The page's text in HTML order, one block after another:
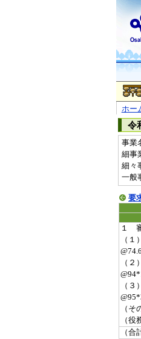
ホー
令
事業
細事
細々
一般
要
１
（１
（２
（３
（そ
（役
（合